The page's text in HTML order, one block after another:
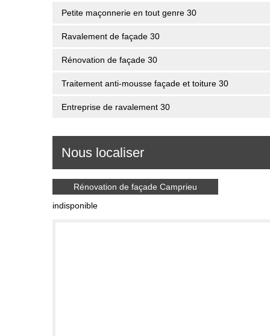
Petite maçonnerie en tout genre 30
Ravalement de façade 30
Rénovation de façade 30
Traitement anti-mousse façade et toiture 30
Entreprise de ravalement 30
Nous localiser
Rénovation de façade Camprieu
indisponible